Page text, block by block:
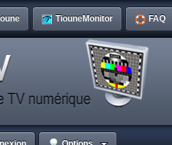
TiouneMonitor FAQ